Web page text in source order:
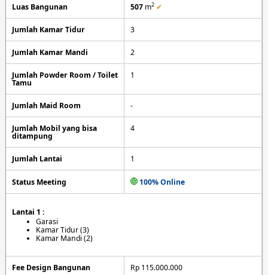
Luas Bangunan 507 m2 ✔
Jumlah Kamar Tidur 3
Jumlah Kamar Mandi 2
Jumlah Powder Room / Toilet
Tamu
1
Jumlah Maid Room -
Jumlah Mobil yang bisa
ditampung
4
Jumlah Lantai 1
Status Meeting 100% Online
Lantai 1 :
Garasi
Kamar Tidur (3)
Kamar Mandi (2)
Fee Design Bangunan
Rp 115.000.000